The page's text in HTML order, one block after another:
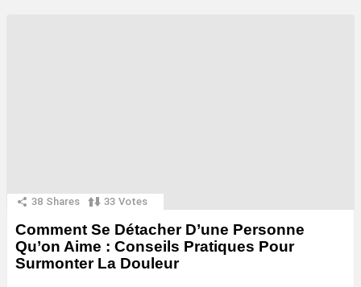
38 Shares 33 Votes
Comment Se Détacher D’une Personne
Qu’on Aime : Conseils Pratiques Pour
Surmonter La Douleur